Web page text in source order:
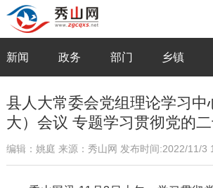
新闻 政务 部门 乡镇
县人大常委会党组理论学习中
大）会议 专题学习贯彻党的
编辑：姚庭 来源：秀山网 发布时间:2022/11/3